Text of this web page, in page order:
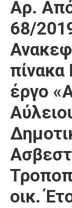
Αποφάσεις
Τηλέφωνα
Καιρός
Αρ.
68/
πίνακα
έργο
οικ.